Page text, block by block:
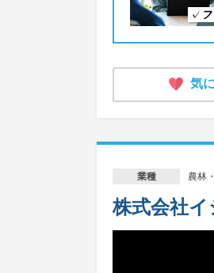
気
業種 農林
株式会社イ